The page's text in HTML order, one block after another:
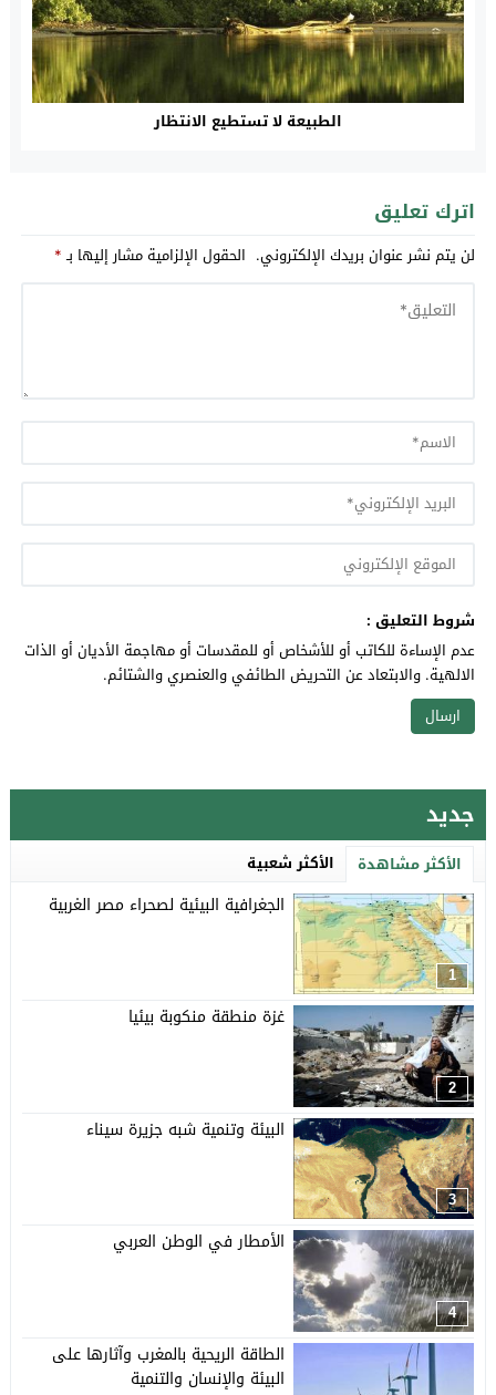
الطبيعة لا تستطيع الانتظار
اترك تعليق
لن يتم نشر عنوان بريدك الإلكتروني. الحقول الإلزامية مشار إليها بـ*
شروط التعليق :
عدم الإساءة للكاتب أو للأشخاص أو للمقدسات أو مهاجمة الأديان أو الذات
الالهية. والابتعاد عن التحريض الطائفي والعنصري والشتائم.
جديد
الأكثر مشاهدة الأكثر شعبية
1
الجغرافية البيئية لصحراء مصر الغربية
2
غزة منطقة منكوبة بيئيا
3
البيئة وتنمية شبه جزيرة سيناء
4
الأمطار في الوطن العربي
الطاقة الريحية بالمغرب وآثارها على
البيئة والإنسان والتنمية